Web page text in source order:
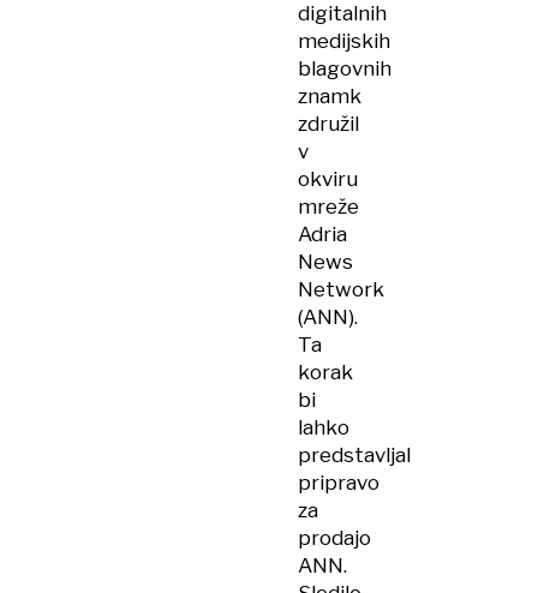
digitalnih
medijskih
blagovnih
znamk
združil
v
okviru
mreže
Adria
News
Network
(ANN).
Ta
korak
bi
lahko
predstavljal
pripravo
za
prodajo
ANN.